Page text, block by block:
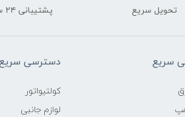
تحویل سریع پشتیبانی ۲۴ ساعته
سریع دسترسی
کولتیواتور
لوازم جانبی